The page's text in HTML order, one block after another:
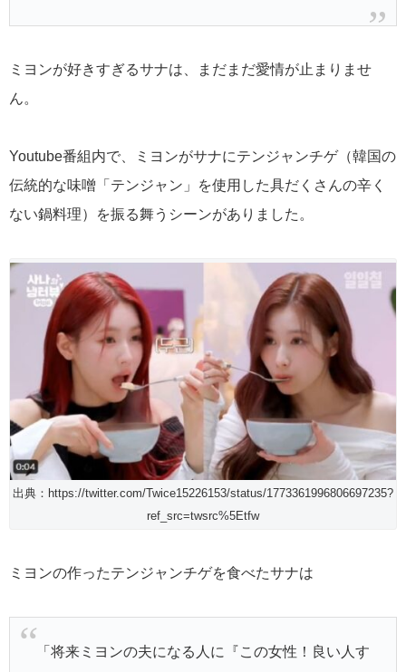
ミヨンが好きすぎるサナは、まだまだ愛情が止まりませ
ん。
Youtube番組内で、ミヨンがサナにテンジャンチゲ（韓国の
伝統的な味噌「テンジャン」を使用した具だくさんの辛く
ない鍋料理）を振る舞うシーンがありました。
出典：https://twitter.com/Twice15226153/status/1773361996806697235?
ref_src=twsrc%5Etfw
ミヨンの作ったテンジャンチゲを食べたサナは
「将来ミヨンの夫になる人に『この女性！良い人す